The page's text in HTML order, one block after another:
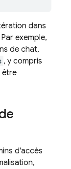
dans
exemple,
de chat,
, y compris
être
d'accès